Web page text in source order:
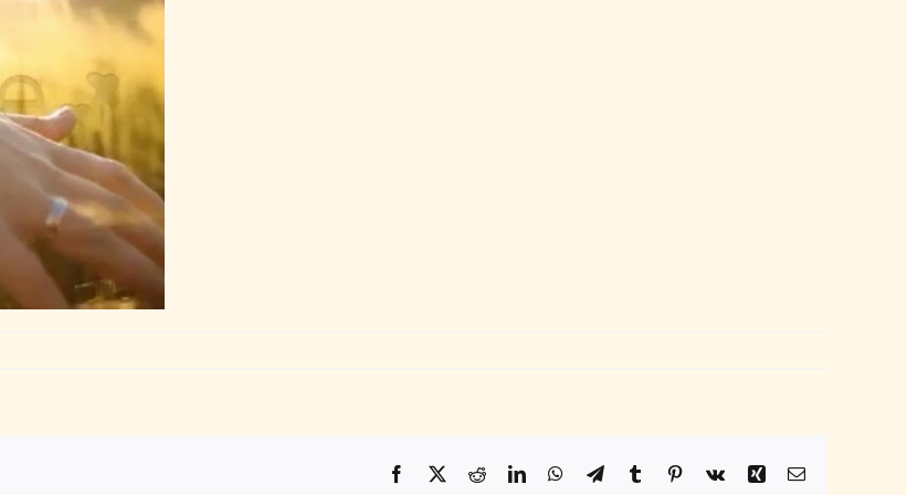
Facebook
X RedditLinkedInWhatsApp
TelegramTumblr Pinterest
Vk Xing Email